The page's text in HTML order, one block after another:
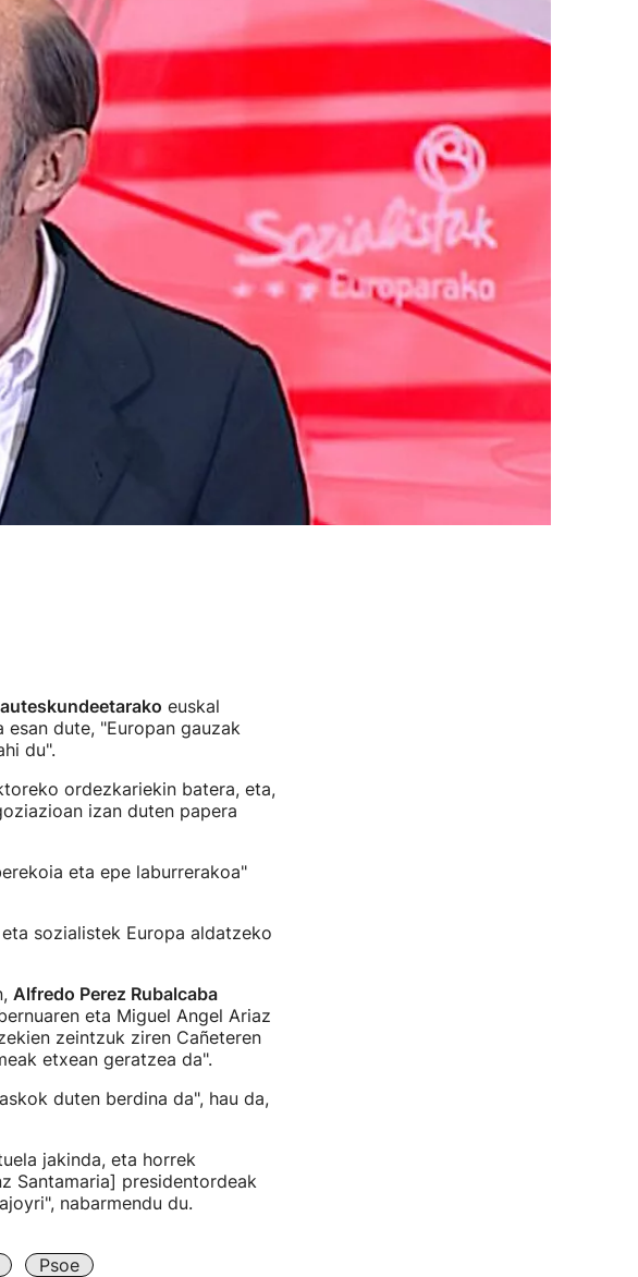
euskal
dute, "Europan gauzak
du".
ordezkariekin batera, eta,
izan duten papera
eta epe laburrerakoa"
sozialistek Europa aldatzeko
Alfredo Perez Rubalcaba
eta Miguel Angel Ariaz
zeintzuk ziren Cañeteren
etxean geratzea da".
duten berdina da", hau da,
jakinda, eta horrek
Santamaria] presidentordeak
nabarmendu du.
Psoe